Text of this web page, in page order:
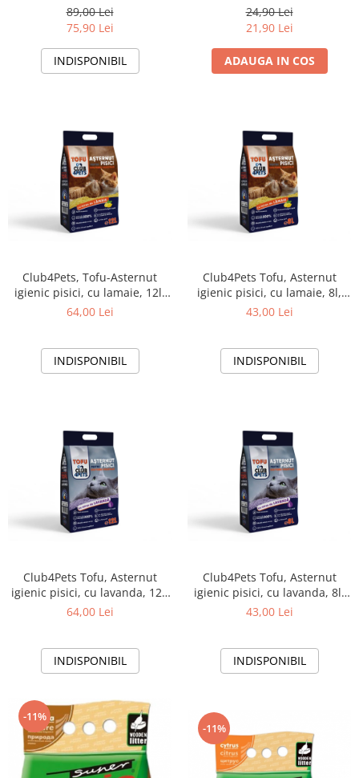
89,00 Lei
75,90 Lei
INDISPONIBIL
24,90 Lei
21,90 Lei
ADAUGA IN COS
Club4Pets, Tofu-Asternut
igienic pisici, cu lamaie, 12l,
5kg
64,00 Lei
INDISPONIBIL
Club4Pets Tofu, Asternut
igienic pisici, cu lamaie, 8l,
3.3kg
43,00 Lei
INDISPONIBIL
Club4Pets Tofu, Asternut
igienic pisici, cu lavanda, 12l,
5kg
64,00 Lei
INDISPONIBIL
Club4Pets Tofu, Asternut
igienic pisici, cu lavanda, 8l,
3.3kg
43,00 Lei
INDISPONIBIL
-11%
-11%